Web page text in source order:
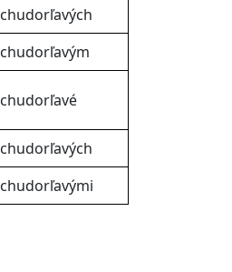
chudorľavých
chudorľavým
chudorľavé
chudorľavých
chudorľavými